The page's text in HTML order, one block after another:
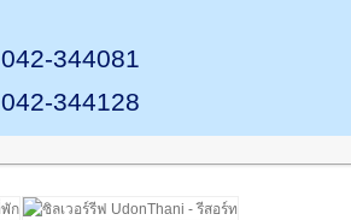
042-344081
042-344128